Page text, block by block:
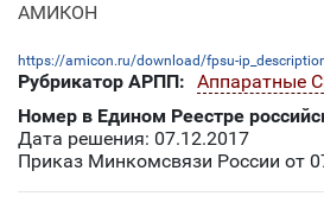
АМИКОН
https://amicon.ru/download/fpsu-
Рубрикатор АРПП: Аппаратные
Номер в Едином Реестре
Дата решения: 07.12.2017
Приказ Минкомсвязи России от